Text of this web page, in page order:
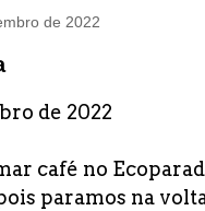
de 2022
de 2022
café no
paramos na